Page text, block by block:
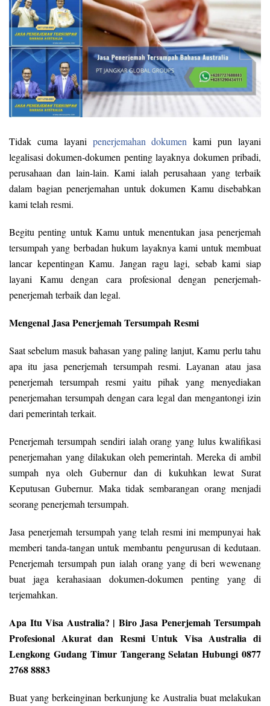
Tidak cuma layani penerjemahan dokumen kami pun layani
legalisasi dokumen-dokumen penting layaknya dokumen pribadi,
perusahaan dan lain-lain. Kami ialah perusahaan yang terbaik
dalam bagian penerjemahan untuk dokumen Kamu disebabkan
kami telah resmi.
Begitu penting untuk Kamu untuk menentukan jasa penerjemah
tersumpah yang berbadan hukum layaknya kami untuk membuat
lancar kepentingan Kamu. Jangan ragu lagi, sebab kami siap
layani Kamu dengan cara profesional dengan penerjemah-
penerjemah terbaik dan legal.
Mengenal Jasa Penerjemah Tersumpah Resmi
Saat sebelum masuk bahasan yang paling lanjut, Kamu perlu tahu
apa itu jasa penerjemah tersumpah resmi. Layanan atau jasa
penerjemah tersumpah resmi yaitu pihak yang menyediakan
penerjemahan tersumpah dengan cara legal dan mengantongi izin
dari pemerintah terkait.
Penerjemah tersumpah sendiri ialah orang yang lulus kwalifikasi
penerjemahan yang dilakukan oleh pemerintah. Mereka di ambil
sumpah nya oleh Gubernur dan di kukuhkan lewat Surat
Keputusan Gubernur. Maka tidak sembarangan orang menjadi
seorang penerjemah tersumpah.
Jasa penerjemah tersumpah yang telah resmi ini mempunyai hak
memberi tanda-tangan untuk membantu pengurusan di kedutaan.
Penerjemah tersumpah pun ialah orang yang di beri wewenang
buat jaga kerahasiaan dokumen-dokumen penting yang di
terjemahkan.
Apa Itu Visa Australia? | Biro Jasa Penerjemah Tersumpah
Profesional Akurat dan Resmi Untuk Visa Australia di
Lengkong Gudang Timur Tangerang Selatan Hubungi 0877
2768 8883
Buat yang berkeinginan berkunjung ke Australia buat melakukan